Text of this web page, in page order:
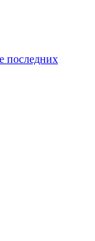
последних